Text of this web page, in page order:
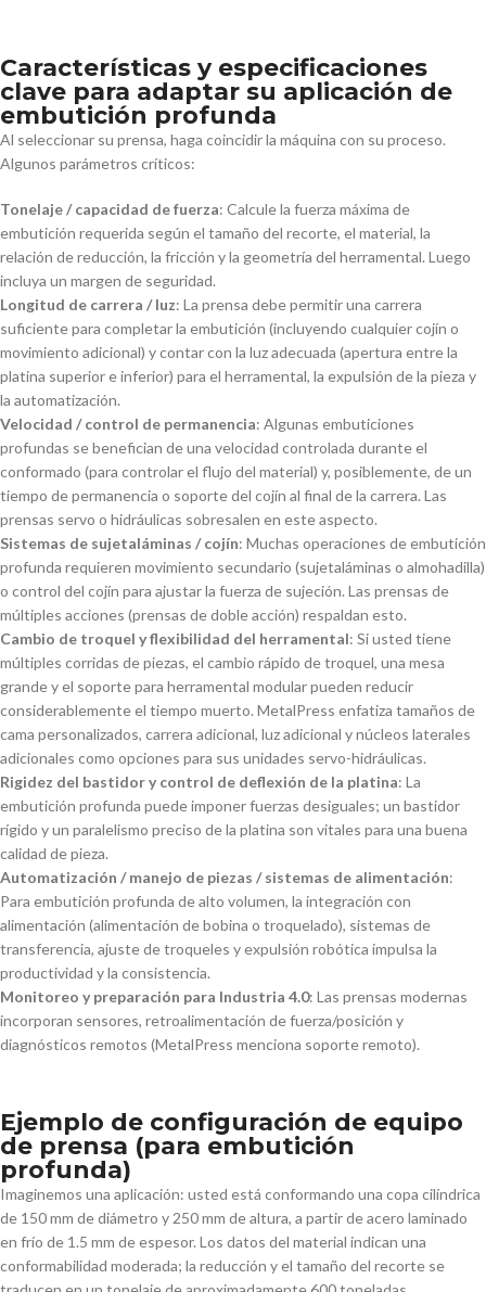
Características y especificaciones
clave para adaptar su aplicación de
embutición profunda
Al seleccionar su prensa, haga coincidir la máquina con su proceso.
Algunos parámetros críticos:
Tonelaje / capacidad de fuerza: Calcule la fuerza máxima de
embutición requerida según el tamaño del recorte, el material, la
relación de reducción, la fricción y la geometría del herramental. Luego
incluya un margen de seguridad.
Longitud de carrera / luz: La prensa debe permitir una carrera
suficiente para completar la embutición (incluyendo cualquier cojín o
movimiento adicional) y contar con la luz adecuada (apertura entre la
platina superior e inferior) para el herramental, la expulsión de la pieza y
la automatización.
Velocidad / control de permanencia: Algunas embuticiones
profundas se benefician de una velocidad controlada durante el
conformado (para controlar el flujo del material) y, posiblemente, de un
tiempo de permanencia o soporte del cojín al final de la carrera. Las
prensas servo o hidráulicas sobresalen en este aspecto.
Sistemas de sujetaláminas / cojín: Muchas operaciones de embutición
profunda requieren movimiento secundario (sujetaláminas o almohadilla)
o control del cojín para ajustar la fuerza de sujeción. Las prensas de
múltiples acciones (prensas de doble acción) respaldan esto.
Cambio de troquel y flexibilidad del herramental: Si usted tiene
múltiples corridas de piezas, el cambio rápido de troquel, una mesa
grande y el soporte para herramental modular pueden reducir
considerablemente el tiempo muerto. MetalPress enfatiza tamaños de
cama personalizados, carrera adicional, luz adicional y núcleos laterales
adicionales como opciones para sus unidades servo-hidráulicas.
Rigidez del bastidor y control de deflexión de la platina: La
embutición profunda puede imponer fuerzas desiguales; un bastidor
rígido y un paralelismo preciso de la platina son vitales para una buena
calidad de pieza.
Automatización / manejo de piezas / sistemas de alimentación:
Para embutición profunda de alto volumen, la integración con
alimentación (alimentación de bobina o troquelado), sistemas de
transferencia, ajuste de troqueles y expulsión robótica impulsa la
productividad y la consistencia.
Monitoreo y preparación para Industria 4.0: Las prensas modernas
incorporan sensores, retroalimentación de fuerza/posición y
diagnósticos remotos (MetalPress menciona soporte remoto).
Ejemplo de configuración de equipo
de prensa (para embutición
profunda)
Imaginemos una aplicación: usted está conformando una copa cilíndrica
de 150 mm de diámetro y 250 mm de altura, a partir de acero laminado
en frío de 1.5 mm de espesor. Los datos del material indican una
conformabilidad moderada; la reducción y el tamaño del recorte se